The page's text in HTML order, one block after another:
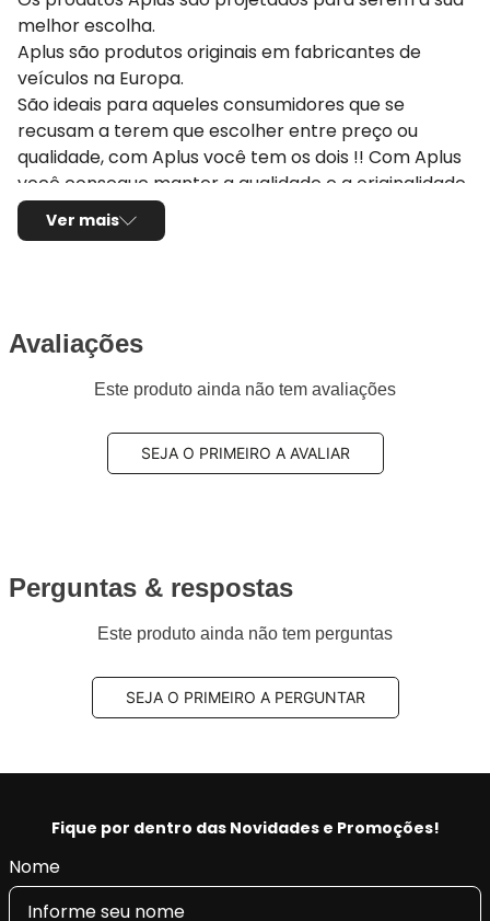
melhor escolha.
Aplus são produtos originais em fabricantes de
veículos na Europa.
São ideais para aqueles consumidores que se
recusam a terem que escolher entre preço ou
qualidade, com Aplus você tem os dois !! Com Aplus
você consegue manter a qualidade e a originalidade
do seu veículo pois eles seguem ou até melhoram os
padrões originais estipulados pela montadora do seu
fornecendo componentes originais para
vendidas por ano anos, por isso nossos produtos e
serviços únicos. Produzimos peças para automóveis
Aplus 100% produzido na fábrica nossa fábrica na
Turquia.
- Tecnologia e qualidade na produção, fornecendo a
máxima tração, pilotagem precisa e segurança.
Ver mais
Avaliações
Este produto ainda não tem avaliações
SEJA O PRIMEIRO A AVALIAR
Perguntas & respostas
Este produto ainda não tem perguntas
SEJA O PRIMEIRO A PERGUNTAR
Fique por dentro das Novidades e Promoções!
Nome